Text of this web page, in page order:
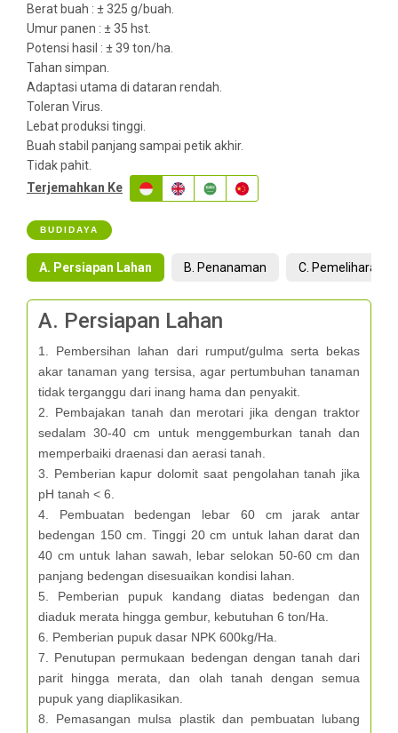
Berat buah : ± 325 g/buah.
Umur panen : ± 35 hst.
Potensi hasil : ± 39 ton/ha.
Tahan simpan.
Adaptasi utama di dataran rendah.
Toleran Virus.
Lebat produksi tinggi.
Buah stabil panjang sampai petik akhir.
Tidak pahit.
Terjemahkan Ke
BUDIDAYA
A. Persiapan Lahan B. Penanaman C. Pemeliharaan
A. Persiapan Lahan
1. Pembersihan lahan dari rumput/gulma serta bekas
akar tanaman yang tersisa, agar pertumbuhan tanaman
tidak terganggu dari inang hama dan penyakit.
2. Pembajakan tanah dan merotari jika dengan traktor
sedalam 30-40 cm untuk menggemburkan tanah dan
memperbaiki draenasi dan aerasi tanah.
3. Pemberian kapur dolomit saat pengolahan tanah jika
pH tanah < 6.
4. Pembuatan bedengan lebar 60 cm jarak antar
bedengan 150 cm. Tinggi 20 cm untuk lahan darat dan
40 cm untuk lahan sawah, lebar selokan 50-60 cm dan
panjang bedengan disesuaikan kondisi lahan.
5. Pemberian pupuk kandang diatas bedengan dan
diaduk merata hingga gembur, kebutuhan 6 ton/Ha.
6. Pemberian pupuk dasar NPK 600kg/Ha.
7. Penutupan permukaan bedengan dengan tanah dari
parit hingga merata, dan olah tanah dengan semua
pupuk yang diaplikasikan.
8. Pemasangan mulsa plastik dan pembuatan lubang